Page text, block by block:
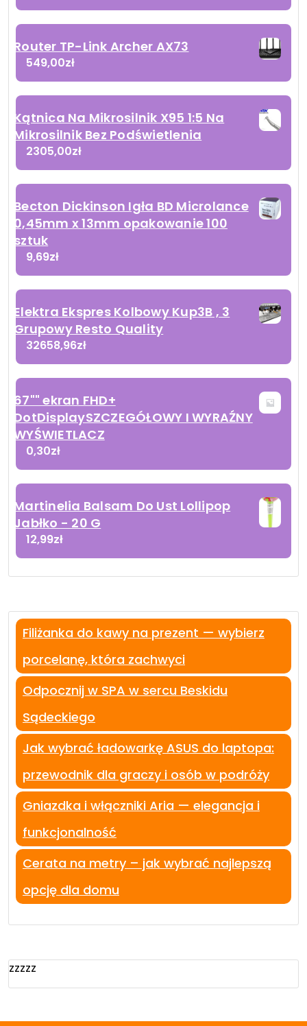
Router TP-Link Archer AX73
549,00zł
Kątnica Na Mikrosilnik X95 1:5 Na
Mikrosilnik Bez Podświetlenia
2305,00zł
Becton Dickinson Igła BD Microlance
0,45mm x 13mm opakowanie 100
sztuk
9,69zł
Elektra Ekspres Kolbowy Kup3B , 3
Grupowy Resto Quality
32658,96zł
67"" ekran FHD+
DotDisplaySZCZEGÓŁOWY I WYRAŹNY
WYŚWIETLACZ
0,30zł
Martinelia Balsam Do Ust Lollipop
Jabłko - 20 G
12,99zł
Filiżanka do kawy na prezent — wybierz
porcelanę, która zachwyci
Odpocznij w SPA w sercu Beskidu
Sądeckiego
Jak wybrać ładowarkę ASUS do laptopa:
przewodnik dla graczy i osób w podróży
Gniazdka i włączniki Aria — elegancja i
funkcjonalność
Cerata na metry – jak wybrać najlepszą
opcję dla domu
zzzzz